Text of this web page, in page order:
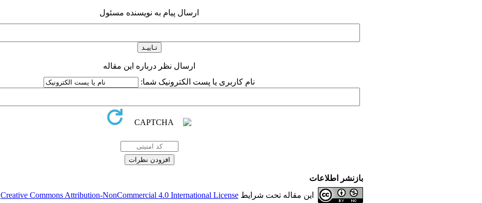
ارسال پیام به نویسنده مسئول
ارسال نظر درباره این مقاله
نام کاربری یا پست الکترونیک شما:
بازنشر اطلاعات
این مقاله تحت شرایطCreative Commons Attribution-NonCommercial 4.0 International License